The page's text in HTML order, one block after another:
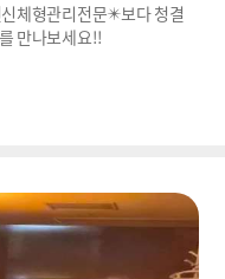
체형관리전문✴️보다 청결
만나보세요!!